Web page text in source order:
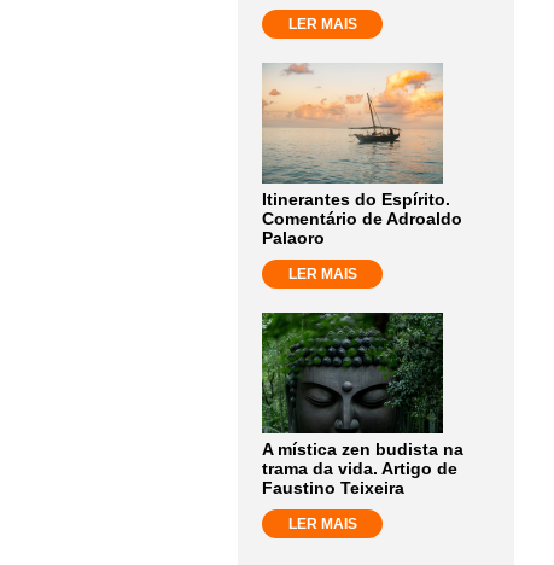
LER MAIS
Itinerantes do Espírito.
Comentário de Adroaldo
Palaoro
LER MAIS
A mística zen budista na
trama da vida. Artigo de
Faustino Teixeira
LER MAIS